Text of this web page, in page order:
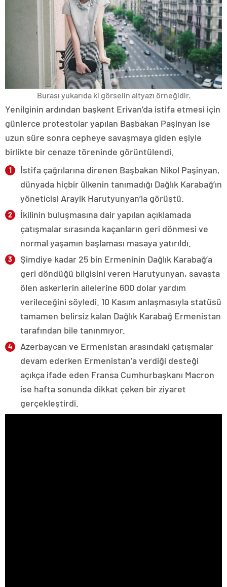
Burası yukarıda ki görselin altyazı örneğidir.
Yenilginin ardından başkent Erivan’da istifa etmesi için
günlerce protestolar yapılan Başbakan Paşinyan ise
uzun süre sonra cepheye savaşmaya giden eşiyle
birlikte bir cenaze töreninde görüntülendi.
İstifa çağrılarına direnen Başbakan Nikol Paşinyan,
dünyada hiçbir ülkenin tanımadığı Dağlık Karabağ’ın
yöneticisi Arayik Harutyunyan’la görüştü.
İkilinin buluşmasına dair yapılan açıklamada
çatışmalar sırasında kaçanların geri dönmesi ve
normal yaşamın başlaması masaya yatırıldı.
Şimdiye kadar 25 bin Ermeninin Dağlık Karabağ’a
geri döndüğü bilgisini veren Harutyunyan, savaşta
ölen askerlerin ailelerine 600 dolar yardım
verileceğini söyledi. 10 Kasım anlaşmasıyla statüsü
tamamen belirsiz kalan Dağlık Karabağ Ermenistan
tarafından bile tanınmıyor.
Azerbaycan ve Ermenistan arasındaki çatışmalar
devam ederken Ermenistan’a verdiği desteği
açıkça ifade eden Fransa Cumhurbaşkanı Macron
ise hafta sonunda dikkat çeken bir ziyaret
gerçekleştirdi.